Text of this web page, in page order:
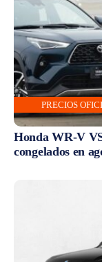
PRECIOS
Honda WR-V
congelados en